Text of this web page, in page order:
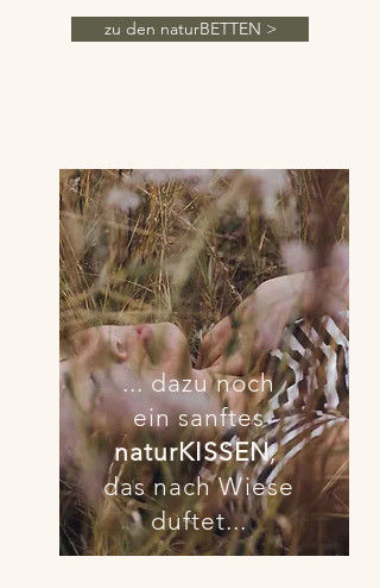
zu den naturBETTEN >
... dazu noch
ein sanftes
naturKISSEN,
das nach Wiese
duftet...